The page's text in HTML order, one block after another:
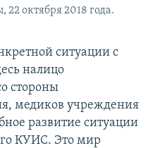
октября 2018 года.
ситуации с
налицо
стороны
медиков учреждения
развитие ситуации
КУИС. Это мир